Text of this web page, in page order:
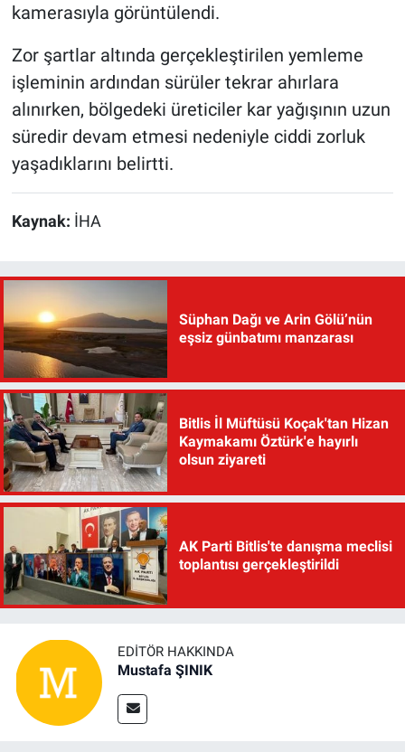
kamerasıyla görüntülendi.
Zor şartlar altında gerçekleştirilen yemleme
işleminin ardından sürüler tekrar ahırlara
alınırken, bölgedeki üreticiler kar yağışının uzun
süredir devam etmesi nedeniyle ciddi zorluk
yaşadıklarını belirtti.
Kaynak: İHA
Süphan Dağı ve Arin Gölü’nün
eşsiz günbatımı manzarası
Bitlis İl Müftüsü Koçak'tan Hizan
Kaymakamı Öztürk'e hayırlı
olsun ziyareti
AK Parti Bitlis'te danışma meclisi
toplantısı gerçekleştirildi
EDITÖR HAKKINDA
Mustafa ŞINIK